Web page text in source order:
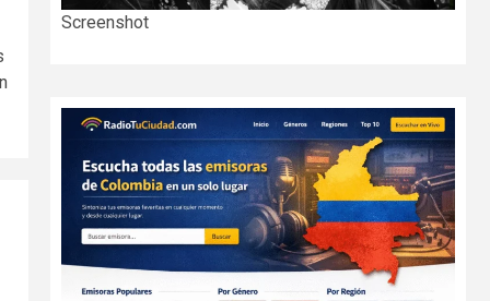
Screenshot